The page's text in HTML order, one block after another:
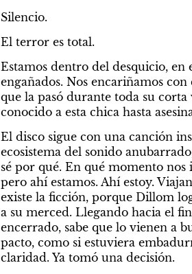
Silencio.
El terror es total.
Estamos dentro del desquicio,
engañados. Nos encariñamos
que la pasó durante toda su
conocido a esta chica hasta
El disco sigue con una canción
ecosistema del sonido
sé por qué. En qué momento
pero ahí estamos. Ahí estoy.
existe la ficción, porque Dillom
a su merced. Llegando hacia el
encerrado, sabe que lo vienen a
pacto, como si estuviera
claridad. Ya tomó una decisión.